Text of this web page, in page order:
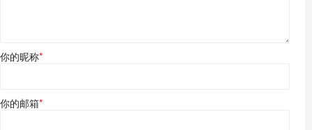
你的昵称*
你的邮箱*